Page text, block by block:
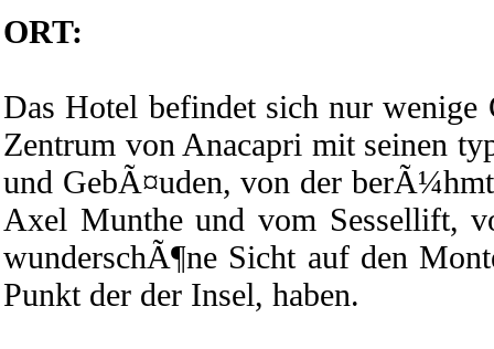
ORT:
Das Hotel befindet sich nur wenige
Zentrum von Anacapri mit seinen
und GebÃ¤uden, von der
Axel Munthe und vom Sessellift,
wunderschÃ¶ne Sicht auf den
Punkt der der Insel, haben.